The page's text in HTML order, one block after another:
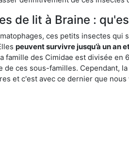
de lit à Braine :
ces petits insectes
peuvent survivre jusqu’à un an
famille des Cimidae est divisée
de ces sous-familles. Cependant,
et c'est avec ce dernier que